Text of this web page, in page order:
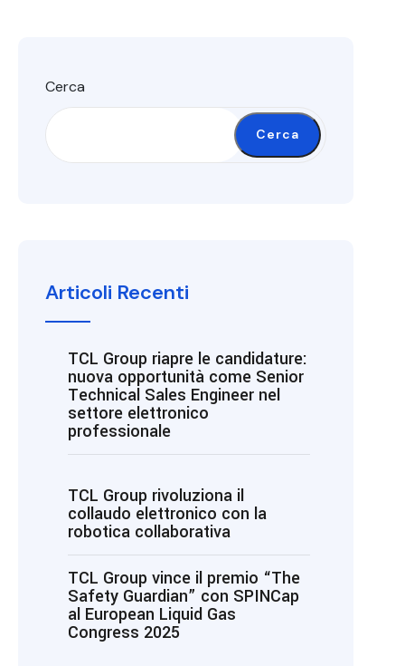
Cerca
Cerca
Articoli Recenti
TCL Group riapre le candidature:
nuova opportunità come Senior
Technical Sales Engineer nel
settore elettronico
professionale
TCL Group rivoluziona il
collaudo elettronico con la
robotica collaborativa
TCL Group vince il premio “The
Safety Guardian” con SPINCap
al European Liquid Gas
Congress 2025